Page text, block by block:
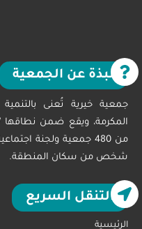
نبذة عن الجمعية
جمعية خيرية تُعنى
شخص من سكان المنطقة.
التنقل السريع
الرئيسية